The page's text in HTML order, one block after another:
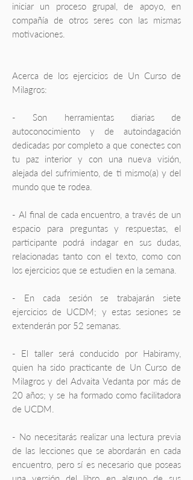
iniciar un proceso grupal, de apoyo, en
compañía de otros seres con las mismas
motivaciones.
Acerca de los ejercicios de Un Curso de
Milagros:
- Son herramientas diarias de
autoconocimiento y de autoindagación
dedicadas por completo a que conectes con
tu paz interior y con una nueva visión,
alejada del sufrimiento, de ti mismo(a) y del
mundo que te rodea.
- Al final de cada encuentro, a través de un
espacio para preguntas y respuestas, el
participante podrá indagar en sus dudas,
relacionadas tanto con el texto, como con
los ejercicios que se estudien en la semana.
- En cada sesión se trabajarán siete
ejercicios de UCDM; y estas sesiones se
extenderán por 52 semanas.
- El taller será conducido por Habiramy,
quien ha sido practicante de Un Curso de
Milagros y del Advaita Vedanta por más de
20 años; y se ha formado como facilitadora
de UCDM.
- No necesitarás realizar una lectura previa
de las lecciones que se abordarán en cada
encuentro, pero sí es necesario que poseas